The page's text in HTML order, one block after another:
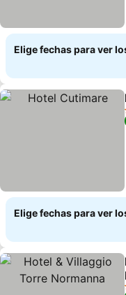
Elige fechas para ver
Elige fechas para ver